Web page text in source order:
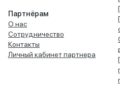
Партнёрам
О нас
Сотрудничество
Контакты
Личный кабинет партнера